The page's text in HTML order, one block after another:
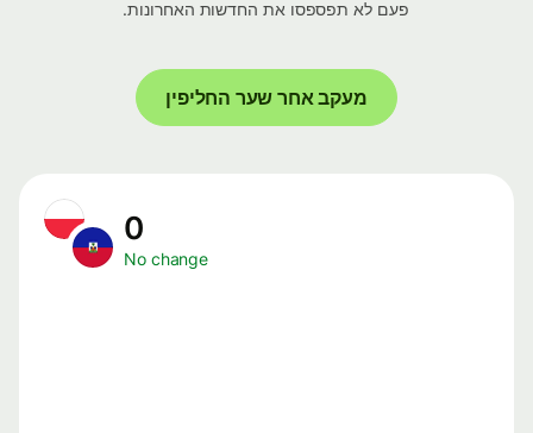
פעם לא תפספסו את החדשות האחרונות.
מעקב אחר שער החליפין
No change